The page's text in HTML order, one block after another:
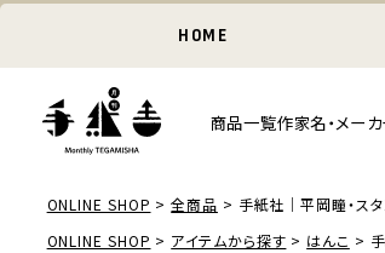
HOME
商品一覧作家名・メー
ONLINE SHOP 全商品
手紙社｜平岡瞳・スタ
ONLINE SHOP
アイテムから探す はんこ